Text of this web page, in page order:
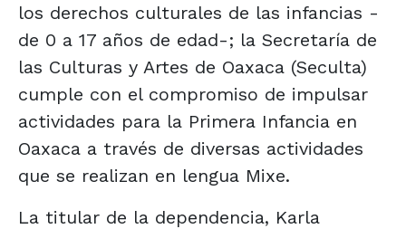
los derechos culturales de las infancias -
de 0 a 17 años de edad-; la Secretaría de
las Culturas y Artes de Oaxaca (Seculta)
cumple con el compromiso de impulsar
actividades para la Primera Infancia en
Oaxaca a través de diversas actividades
que se realizan en lengua Mixe.
La titular de la dependencia, Karla